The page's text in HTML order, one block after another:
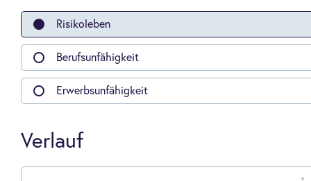
Risikoleben
Berufsunfähigkeit
Erwerbsunfähigkeit
Verlauf